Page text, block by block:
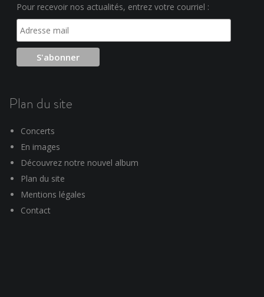
Pour recevoir nos actualités, entrez votre courriel :
Plan du site
Concerts
En images
Découvrez notre nouvel album
Plan du site
Mentions légales
Contact